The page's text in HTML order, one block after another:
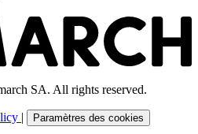
SA. All rights reserved.
Paramètres des cookies